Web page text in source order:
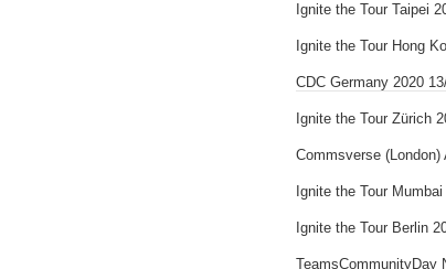
Ignite the Tour Taipei
Ignite the Tour Hong
CDC Germany 2020
Ignite the Tour Zürich
Commsverse (London)
Ignite the Tour
Ignite the Tour Berlin
TeamsCommunityDay